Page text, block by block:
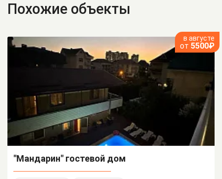
Похожие объекты
в августе
от 5500₽
"Мандарин" гостевой дом